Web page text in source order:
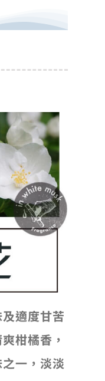
適度甘苦
柑橘香，
一，淡淡